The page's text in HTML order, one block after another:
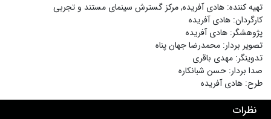
تهیه کننده: هادی آفریده,مركز گسترش سينمای مستند و تجربی
کارگردان: هادی آفریده
پژوهشگر: هادی آفریده
تصویر بردار: محمدرضا جهان پناه
تدوینگر: مهدی باقری
صدا بردار: حسن شبانکاره
طرح: هادی آفریده
نظرات